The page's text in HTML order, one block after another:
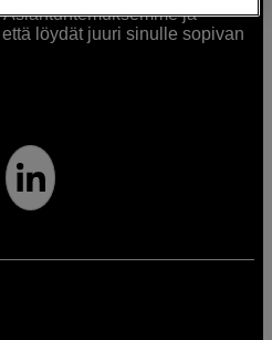
ja
löydät juuri sinulle sopivan